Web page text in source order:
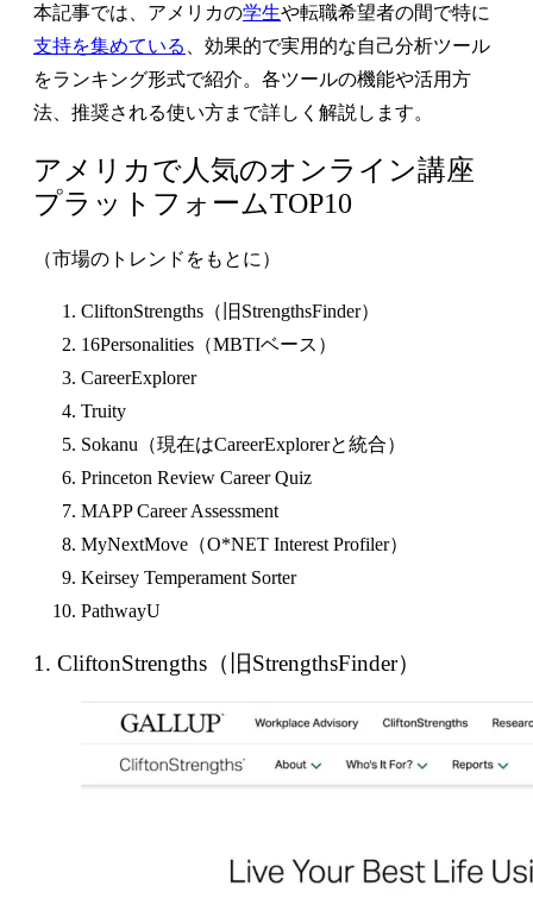
本記事では、アメリカの学生や転職希望者の間で特に
支持を集めている
、効果的で実用的な自己分析ツール
をランキング形式で紹介。各ツールの機能や活用方
法、推奨される使い方まで詳しく解説します。
アメリカで人気のオンライン講座
プラットフォームTOP10
（市場のトレンドをもとに）
CliftonStrengths（旧StrengthsFinder）
16Personalities（MBTIベース）
CareerExplorer
Truity
Sokanu（現在はCareerExplorerと統合）
Princeton Review Career Quiz
MAPP Career Assessment
MyNextMove（O*NET Interest Profiler）
Keirsey Temperament Sorter
PathwayU
1. CliftonStrengths（旧StrengthsFinder）